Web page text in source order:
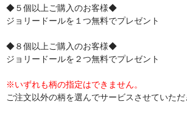
◆５個以上ご購入のお客様◆
ジョリードールを１つ無料でプレゼント
◆８個以上ご購入のお客様◆
ジョリードールを２つ無料でプレゼント
※いずれも柄の指定はできません。
ご注文以外の柄を選んでサービスさせていただ